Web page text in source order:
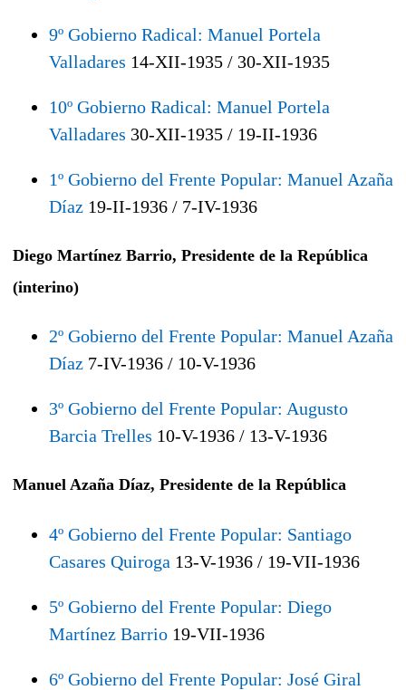
9º Gobierno Radical: Manuel Portela
Valladares 14-XII-1935 / 30-XII-1935
10º Gobierno Radical: Manuel Portela
Valladares 30-XII-1935 / 19-II-1936
1º Gobierno del Frente Popular: Manuel Azaña
Díaz 19-II-1936 / 7-IV-1936
Diego Martínez Barrio, Presidente de la República
(interino)
2º Gobierno del Frente Popular: Manuel Azaña
Díaz 7-IV-1936 / 10-V-1936
3º Gobierno del Frente Popular: Augusto
Barcia Trelles 10-V-1936 / 13-V-1936
Manuel Azaña Díaz, Presidente de la República
4º Gobierno del Frente Popular: Santiago
Casares Quiroga 13-V-1936 / 19-VII-1936
5º Gobierno del Frente Popular: Diego
Martínez Barrio 19-VII-1936
6º Gobierno del Frente Popular: José Giral